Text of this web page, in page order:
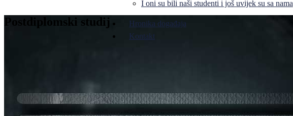
I oni su bili naši studenti i još uvijek su sa nama
Hronika događaja
Kontakt
Postdiplomski studij